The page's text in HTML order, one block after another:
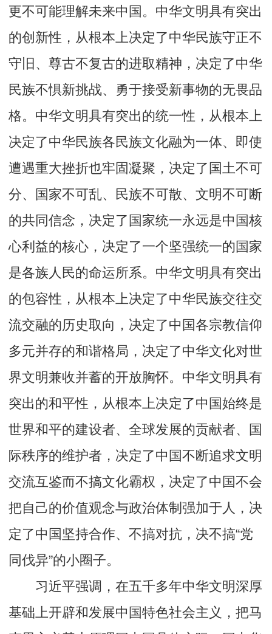
更不可能理解未来中国。中华文明具有突出
的创新性，从根本上决定了中华民族守正不
守旧、尊古不复古的进取精神，决定了中华
民族不惧新挑战、勇于接受新事物的无畏品
格。中华文明具有突出的统一性，从根本上
决定了中华民族各民族文化融为一体、即使
遭遇重大挫折也牢固凝聚，决定了国土不可
分、国家不可乱、民族不可散、文明不可断
的共同信念，决定了国家统一永远是中国核
心利益的核心，决定了一个坚强统一的国家
是各族人民的命运所系。中华文明具有突出
的包容性，从根本上决定了中华民族交往交
流交融的历史取向，决定了中国各宗教信仰
多元并存的和谐格局，决定了中华文化对世
界文明兼收并蓄的开放胸怀。中华文明具有
突出的和平性，从根本上决定了中国始终是
世界和平的建设者、全球发展的贡献者、国
际秩序的维护者，决定了中国不断追求文明
交流互鉴而不搞文化霸权，决定了中国不会
把自己的价值观念与政治体制强加于人，决
定了中国坚持合作、不搞对抗，决不搞“党
同伐异”的小圈子。
习近平强调，在五千多年中华文明深厚
基础上开辟和发展中国特色社会主义，把马